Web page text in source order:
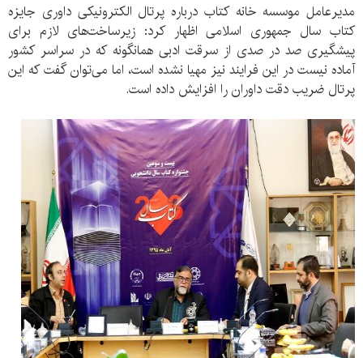
مدیرعامل موسسه خانه کتاب درباره پرتال الکترونیکی داوری جایزه
کتاب سال جمهوری اسلامی اظهار کرد: زیرساخت‌های لازم برای
پیشگیری صد در صدی از سرقت ادبی همانگونه که در سراسر کشور
آماده نیست در این فرایند نیز مهیا نشده است، اما می‌توان گفت که این
پرتال ضریب دقت داوران را افزایش داده است.